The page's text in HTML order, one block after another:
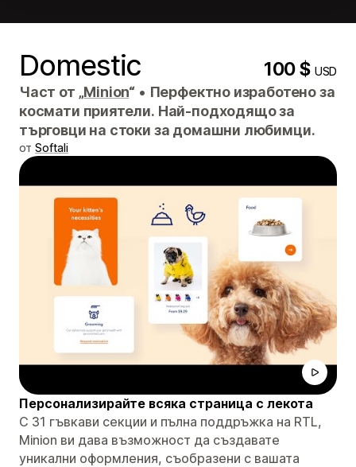
Domestic 100 $USD
Част от „Minion“ • Перфектно изработено за
космати приятели. Най-подходящо за
търговци на стоки за домашни любимци.
от Softali
Персонализирайте всяка страница с лекота
С 31 гъвкави секции и пълна поддръжка на RTL,
Minion ви дава възможност да създавате
уникални оформления, съобразени с вашата